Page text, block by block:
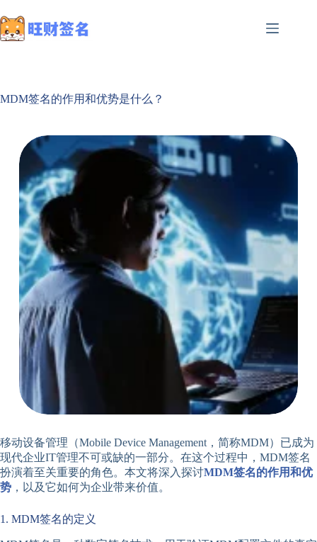
MDM签名的作用和优势是什么？
移动设备管理（Mobile Device Management，简称MDM）已成为
现代企业IT管理不可或缺的一部分。在这个过程中，MDM签名
扮演着至关重要的角色。本文将深入探讨MDM签名的作用和优
势 ，以及它如何为企业带来价值。
1. MDM签名的定义